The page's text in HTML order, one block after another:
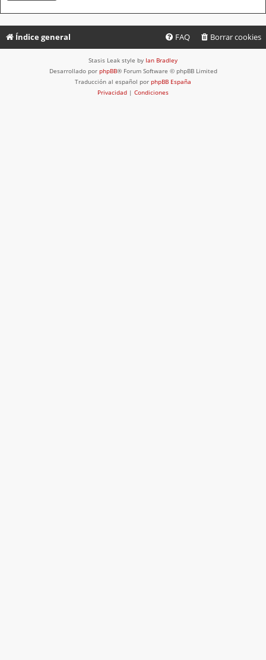
Índice general Borrar cookies
FAQ
Stasis Leak style by Ian Bradley
Desarrollado por phpBB® Forum Software © phpBB Limited
Traducción al español por phpBB España
Privacidad | Condiciones